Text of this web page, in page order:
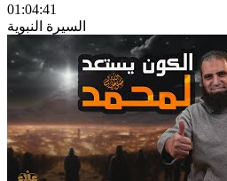
01:04:41
السيرة النبوية